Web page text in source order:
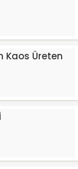
Kaos Üreten